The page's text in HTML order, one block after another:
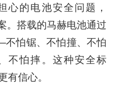
的电池安全问题，
。搭载的马赫电池通过
怕锯、不怕撞、不怕
不怕摔。这种安全标
有信心。